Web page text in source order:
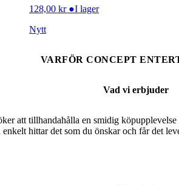
128,00 kr ●I lager
Nytt
VARFÖR CONCEPT
Vad vi erbjuder
att tillhandahålla en smidig
enkelt hittar det som du önskar och får det